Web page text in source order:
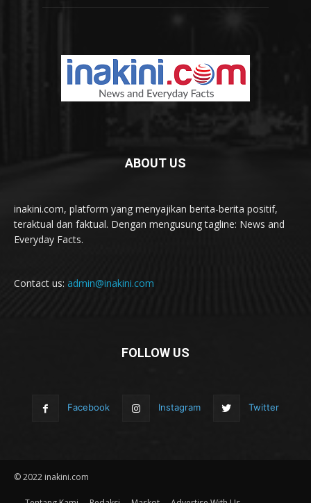
ABOUT US
inakini.com, platform yang menyajikan berita-berita positif,
teraktual dan faktual. Dengan mengusung tagline: News and
Everyday Facts.
Contact us: admin@inakini.com
FOLLOW US
Facebook Instagram Twitter
© 2022 inakini.com